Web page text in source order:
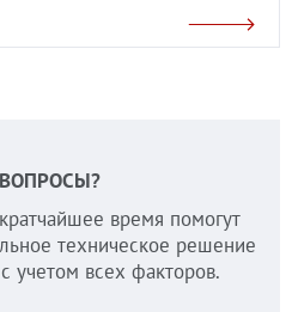
время помогут
техническое решение
учетом всех факторов.